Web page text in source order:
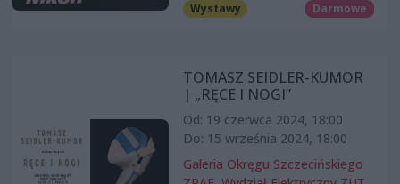
Wystawy Darmowe
TOMASZ SEIDLER-KUMOR
| „RĘCE I NOGI”
Od: 19 czerwca 2024, 18:00
Do: 15 września 2024, 18:00
Galeria Okręgu Szczecińskiego